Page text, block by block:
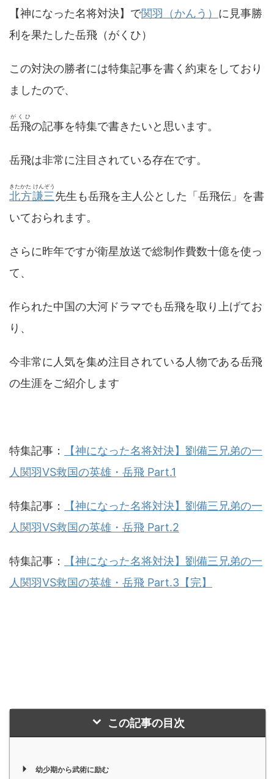
【神になった名将対決】で関羽（かんう） に見事勝
利を果たした岳飛（がくひ）
この対決の勝者には特集記事を書く約束をしており
ましたので、
岳飛
がくひ
の記事を特集で書きたいと思います。
岳飛は非常に注目されている存在です。
北方謙三
きたかた けんぞう
先生も岳飛を主人公とした「岳飛伝」を書
いておられます。
さらに昨年ですが衛星放送で総制作費数十億を使っ
て、
作られた中国の大河ドラマでも岳飛を取り上げてお
り、
今非常に人気を集め注目されている人物である岳飛
の生涯をご紹介します
特集記事：
【神になった名将対決】劉備三兄弟の一
人関羽VS救国の英雄・岳飛 Part.1
特集記事：
【神になった名将対決】劉備三兄弟の一
人関羽VS救国の英雄・岳飛 Part.2
特集記事：
【神になった名将対決】劉備三兄弟の一
人関羽VS救国の英雄・岳飛 Part.3【完】
この記事の目次
幼少期から武術に励む